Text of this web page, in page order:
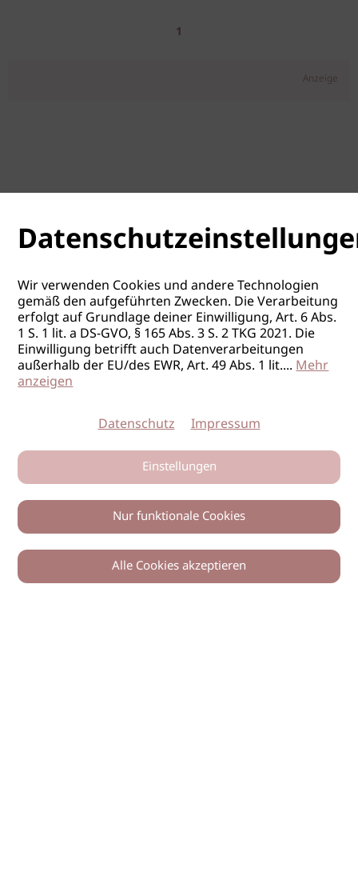
1
Anzeige
Wir verwenden Cookies und andere Technologien
gemäß den aufgeführten Zwecken. Die Verarbeitung
erfolgt auf Grundlage deiner Einwilligung, Art. 6 Abs.
1 S. 1 lit. a DS-GVO, § 165 Abs. 3 S. 2 TKG 2021. Die
Einwilligung betrifft auch Datenverarbeitungen
außerhalb der EU/des EWR, Art. 49 Abs. 1 lit....Mehr
anzeigen
Datenschutz Impressum
Einstellungen
Nur funktionale Cookies
Alle Cookies akzeptieren